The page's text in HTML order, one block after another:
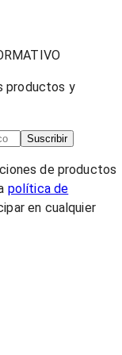
productos y
Suscribir
de productos
política de
en cualquier